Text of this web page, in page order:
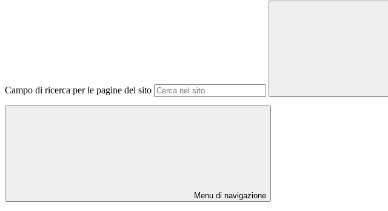
Campo di ricerca per le pagine del sito
Menu di navigazione